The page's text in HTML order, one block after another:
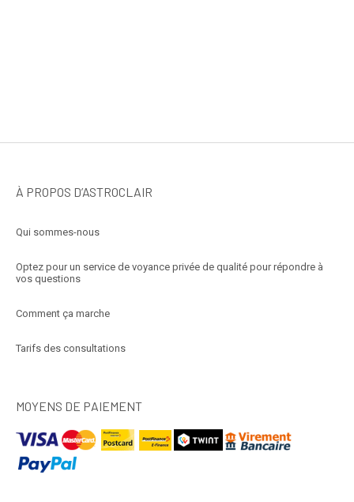
À PROPOS D’ASTROCLAIR
Qui sommes-nous
Optez pour un service de voyance privée de qualité pour répondre à
vos questions
Comment ça marche
Tarifs des consultations
MOYENS DE PAIEMENT